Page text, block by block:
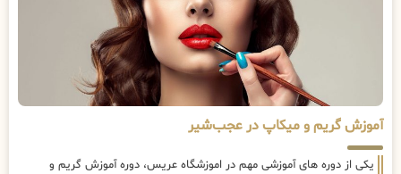
آموزش گریم و میکاپ در عجب‌شیر
یکی از دوره های آموزشی مهم در اموزشگاه عریس، دوره آموزش گریم و